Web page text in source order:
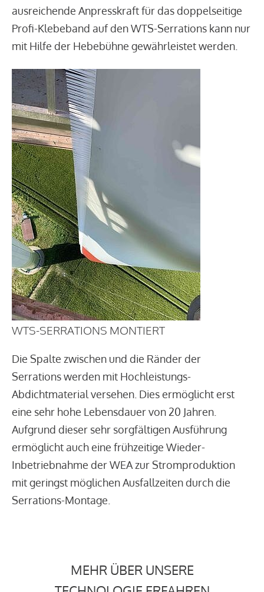
ausreichende Anpresskraft für das doppelseitige
Profi-Klebeband auf den WTS-Serrations kann nur
mit Hilfe der Hebebühne gewährleistet werden.
WTS-SERRATIONS MONTIERT
Die Spalte zwischen und die Ränder der
Serrations werden mit Hochleistungs-
Abdichtmaterial versehen. Dies ermöglicht erst
eine sehr hohe Lebensdauer von 20 Jahren.
Aufgrund dieser sehr sorgfältigen Ausführung
ermöglicht auch eine frühzeitige Wieder-
Inbetriebnahme der WEA zur Stromproduktion
mit geringst möglichen Ausfallzeiten durch die
Serrations-Montage.
MEHR ÜBER UNSERE